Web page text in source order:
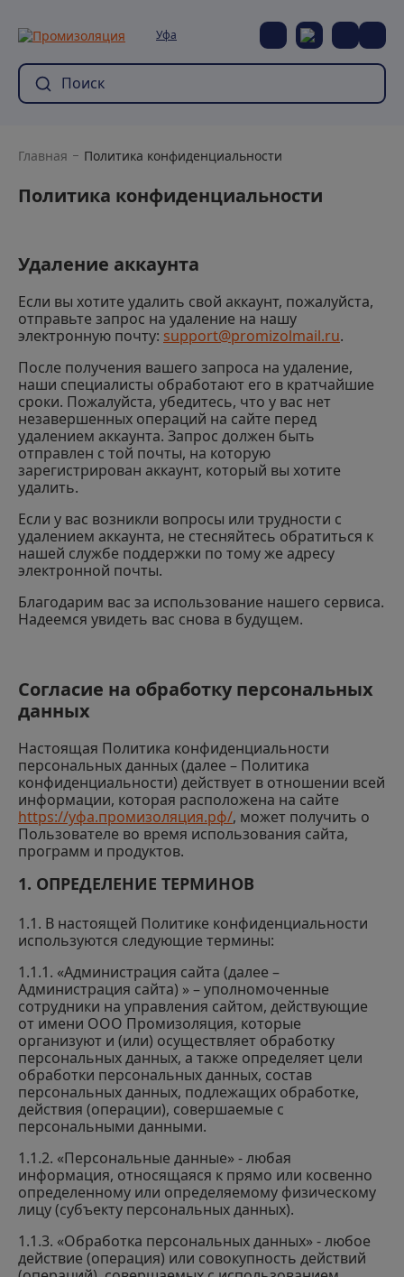
Уфа
Главная Политика конфиденциальности
Политика конфиденциальности
Удаление аккаунта
Если вы хотите удалить свой аккаунт, пожалуйста,
отправьте запрос на удаление на нашу
электронную почту: support@promizolmail.ru.
После получения вашего запроса на удаление,
наши специалисты обработают его в кратчайшие
сроки. Пожалуйста, убедитесь, что у вас нет
незавершенных операций на сайте перед
удалением аккаунта. Запрос должен быть
отправлен с той почты, на которую
зарегистрирован аккаунт, который вы хотите
удалить.
Если у вас возникли вопросы или трудности с
удалением аккаунта, не стесняйтесь обратиться к
нашей службе поддержки по тому же адресу
электронной почты.
Благодарим вас за использование нашего сервиса.
Надеемся увидеть вас снова в будущем.
Согласие на обработку персональных
данных
Настоящая Политика конфиденциальности
персональных данных (далее – Политика
конфиденциальности) действует в отношении всей
информации, которая расположена на сайте
https://уфа.промизоляция.рф/, может получить о
Пользователе во время использования сайта,
программ и продуктов.
1. ОПРЕДЕЛЕНИЕ ТЕРМИНОВ
1.1. В настоящей Политике конфиденциальности
используются следующие термины:
1.1.1. «Администрация сайта (далее –
Администрация сайта) » – уполномоченные
сотрудники на управления сайтом, действующие
от имени ООО Промизоляция, которые
организуют и (или) осуществляет обработку
персональных данных, а также определяет цели
обработки персональных данных, состав
персональных данных, подлежащих обработке,
действия (операции), совершаемые с
персональными данными.
1.1.2. «Персональные данные» - любая
информация, относящаяся к прямо или косвенно
определенному или определяемому физическому
лицу (субъекту персональных данных).
1.1.3. «Обработка персональных данных» - любое
действие (операция) или совокупность действий